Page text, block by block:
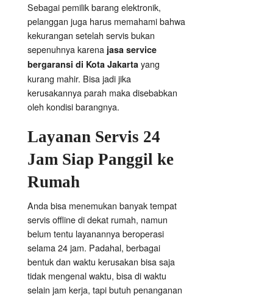
Sebagai pemilik barang elektronik,
pelanggan juga harus memahami bahwa
kekurangan setelah servis bukan
sepenuhnya karena jasa service
bergaransi di Kota Jakarta yang
kurang mahir. Bisa jadi jika
kerusakannya parah maka disebabkan
oleh kondisi barangnya.
Layanan Servis 24
Jam Siap Panggil ke
Rumah
Anda bisa menemukan banyak tempat
servis offline di dekat rumah, namun
belum tentu layanannya beroperasi
selama 24 jam. Padahal, berbagai
bentuk dan waktu kerusakan bisa saja
tidak mengenal waktu, bisa di waktu
selain jam kerja, tapi butuh penanganan